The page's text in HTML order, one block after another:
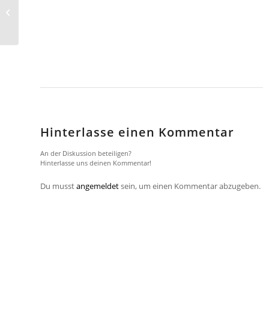
Hinterlasse einen Kommentar
An der Diskussion beteiligen?
Hinterlasse uns deinen Kommentar!
Du musstangemeldetsein, um einen Kommentar abzugeben.